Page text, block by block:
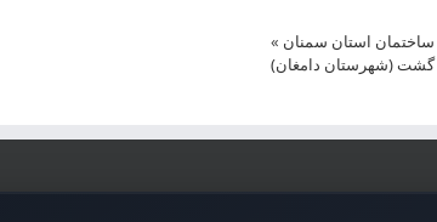
استان سمنان »
گشت (شهرستان دامغان)